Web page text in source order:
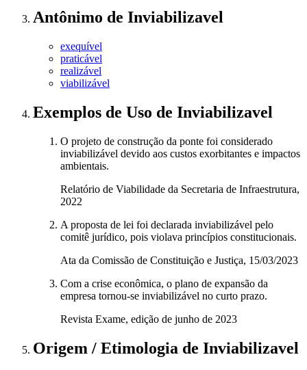
Antônimo de Inviabilizavel
exequível
praticável
realizável
viabilizável
Exemplos de Uso de Inviabilizavel
O projeto de construção da ponte foi considerado
inviabilizável devido aos custos exorbitantes e impactos
ambientais.
Relatório de Viabilidade da Secretaria de Infraestrutura,
2022
A proposta de lei foi declarada inviabilizável pelo
comitê jurídico, pois violava princípios constitucionais.
Ata da Comissão de Constituição e Justiça, 15/03/2023
Com a crise econômica, o plano de expansão da
empresa tornou-se inviabilizável no curto prazo.
Revista Exame, edição de junho de 2023
Origem / Etimologia de Inviabilizavel